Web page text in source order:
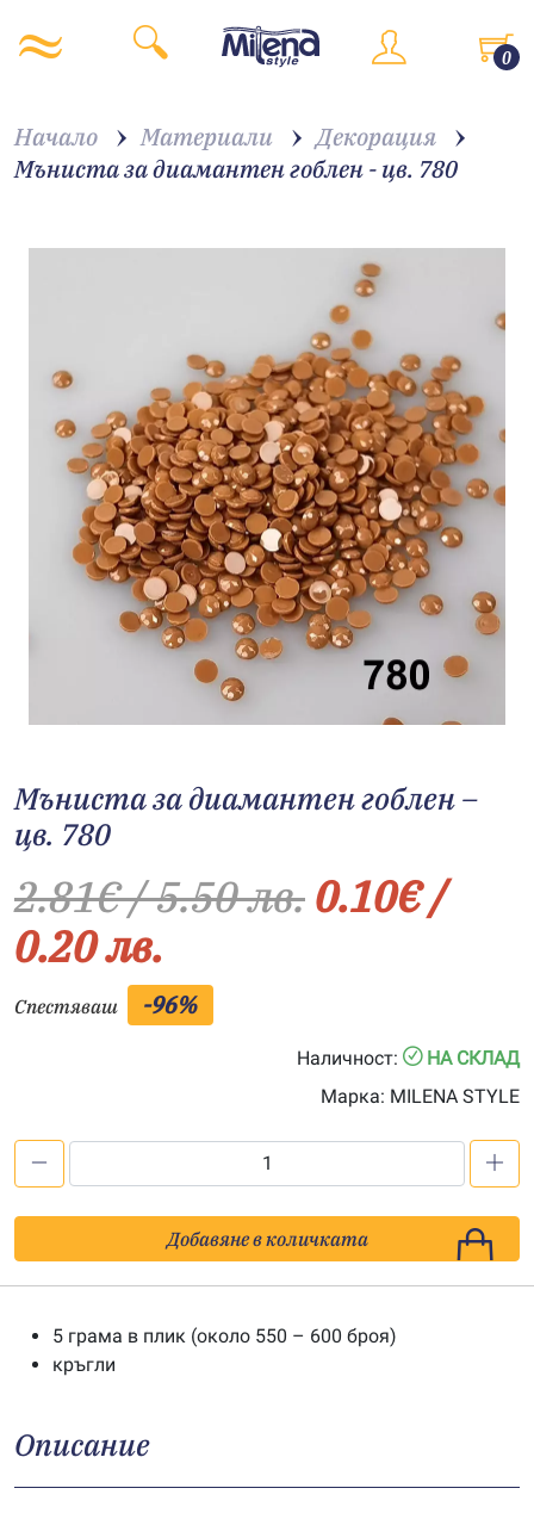
0
Начало Материали
Декорация
Мъниста за диамантен гоблен - цв. 780
Мъниста за диамантен гоблен –
цв. 780
2.81€/ 5.50 лв.0.10€/
0.20 лв.
Спестяваш -96%
Наличност:
НА СКЛАД
Марка: MILENA STYLE
за
диамантен
цв.
Добавяне в количката
5 грама в плик (около 550 – 600 броя)
кръгли
Описание